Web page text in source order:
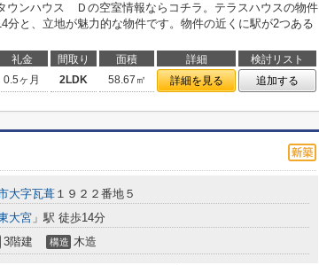
ウンハウス Ｄの空室情報ならコチラ。テラスハウスの物件
分と、立地が魅力的な物件です。物件の近くに駅が2つある
礼金 間取り 面積 詳細
検討リスト
0.5ヶ月 2LDK 58.67㎡ 詳細を見る 追加する
大字瓦葺 １９２２番地５
大宮 」駅 徒歩14分
3階建 構造 木造